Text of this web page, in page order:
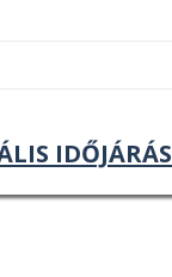
IDŐJÁRÁS